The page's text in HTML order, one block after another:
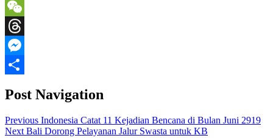
Line
WeChat
Threads
Messenger
Post Navigation
Previous Indonesia Catat 11 Kejadian Bencana di Bulan Juni 2919
Next Bali Dorong Pelayanan Jalur Swasta untuk KB